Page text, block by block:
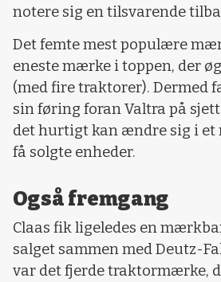
notere sig en tilsvarende
Det femte mest populære
eneste mærke i toppen, der
(med fire traktorer). Dermed
sin føring foran Valtra på
det hurtigt kan ændre sig i et
få solgte enheder.
Også fremgang
Claas fik ligeledes en
salget sammen med Deutz-
var det fjerde traktormærke,